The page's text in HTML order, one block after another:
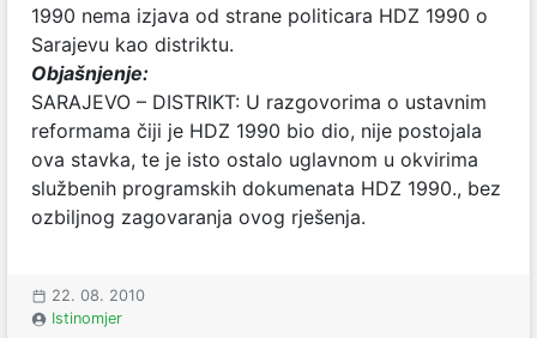
1990 nema izjava od strane politicara HDZ 1990 o
Sarajevu kao distriktu.
Objašnjenje:
SARAJEVO – DISTRIKT: U razgovorima o ustavnim
reformama čiji je HDZ 1990 bio dio, nije postojala
ova stavka, te je isto ostalo uglavnom u okvirima
službenih programskih dokumenata HDZ 1990., bez
ozbiljnog zagovaranja ovog rješenja.
22. 08. 2010
Istinomjer